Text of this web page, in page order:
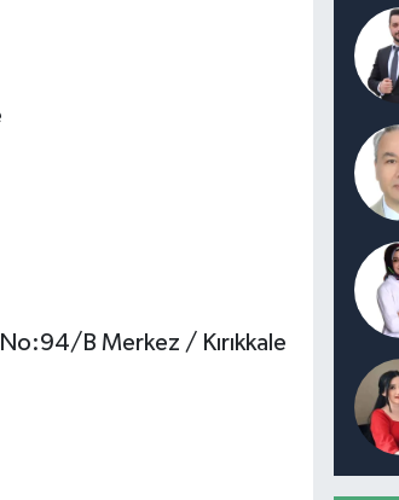
B Merkez / Kırıkkale